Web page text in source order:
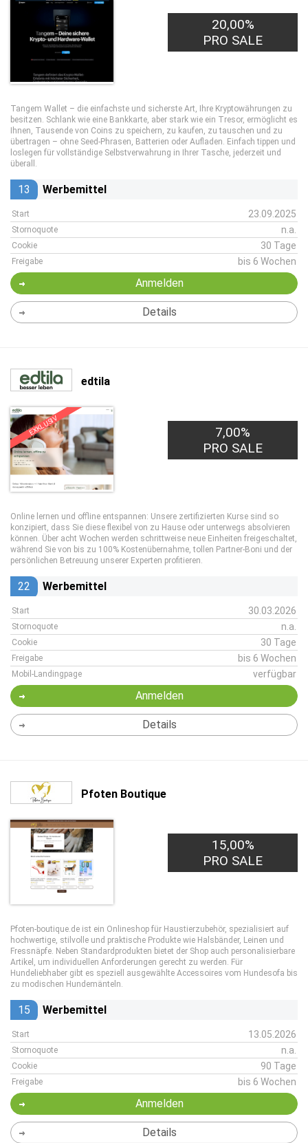
20,00%
PRO SALE
Tangem Wallet – die einfachste und sicherste Art, Ihre Kryptowährungen zu
besitzen. Schlank wie eine Bankkarte, aber stark wie ein Tresor, ermöglicht es
Ihnen, Tausende von Coins zu speichern, zu kaufen, zu tauschen und zu
übertragen – ohne Seed-Phrasen, Batterien oder Aufladen. Einfach tippen und
loslegen für vollständige Selbstverwahrung in Ihrer Tasche, jederzeit und
überall.
13 Werbemittel
Start 23.09.2025
Stornoquote n.a.
Cookie 30 Tage
Freigabe bis 6 Wochen
Anmelden
Details
edtila
EXKLUSIV
7,00%
PRO SALE
Online lernen und offline entspannen: Unsere zertifizierten Kurse sind so
konzipiert, dass Sie diese flexibel von zu Hause oder unterwegs absolvieren
können. Über acht Wochen werden schrittweise neue Einheiten freigeschaltet,
während Sie von bis zu 100% Kostenübernahme, tollen Partner-Boni und der
persönlichen Betreuung unserer Experten profitieren.
22 Werbemittel
Start 30.03.2026
Stornoquote n.a.
Cookie 30 Tage
Freigabe bis 6 Wochen
Mobil-Landingpage verfügbar
Anmelden
Details
Pfoten Boutique
15,00%
PRO SALE
Pfoten-boutique.de ist ein Onlineshop für Haustierzubehör, spezialisiert auf
hochwertige, stilvolle und praktische Produkte wie Halsbänder, Leinen und
Fressnäpfe. Neben Standardprodukten bietet der Shop auch personalisierbare
Artikel, um individuellen Anforderungen gerecht zu werden. Für
Hundeliebhaber gibt es speziell ausgewählte Accessoires vom Hundesofa bis
zu modischen Hundemänteln.
15 Werbemittel
Start 13.05.2026
Stornoquote n.a.
Cookie 90 Tage
Freigabe bis 6 Wochen
Anmelden
Details